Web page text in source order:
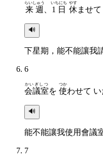
来週
らいしゅう
1日
いちにち
休
やす
ませ
🔊
下星期，能不能讓我
6
会議室
かいぎしつ
を 使
つか
わせて い
🔊
能不能讓我使用會議
7